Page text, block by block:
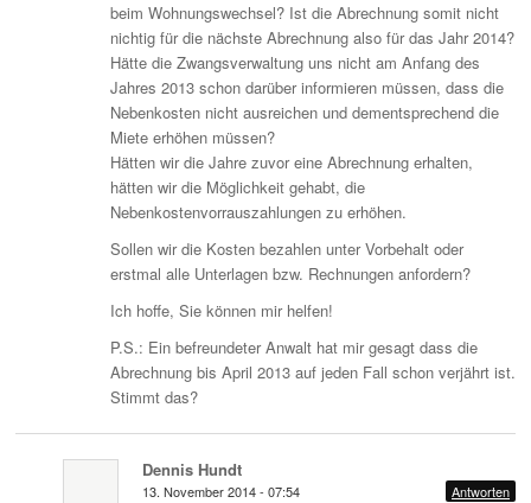
beim Wohnungswechsel? Ist die Abrechnung somit nicht
nichtig für die nächste Abrechnung also für das Jahr 2014?
Hätte die Zwangsverwaltung uns nicht am Anfang des
Jahres 2013 schon darüber informieren müssen, dass die
Nebenkosten nicht ausreichen und dementsprechend die
Miete erhöhen müssen?
Hätten wir die Jahre zuvor eine Abrechnung erhalten,
hätten wir die Möglichkeit gehabt, die
Nebenkostenvorrauszahlungen zu erhöhen.
Sollen wir die Kosten bezahlen unter Vorbehalt oder
erstmal alle Unterlagen bzw. Rechnungen anfordern?
Ich hoffe, Sie können mir helfen!
P.S.: Ein befreundeter Anwalt hat mir gesagt dass die
Abrechnung bis April 2013 auf jeden Fall schon verjährt ist.
Stimmt das?
Dennis Hundt
13. November 2014 - 07:54 Antworten